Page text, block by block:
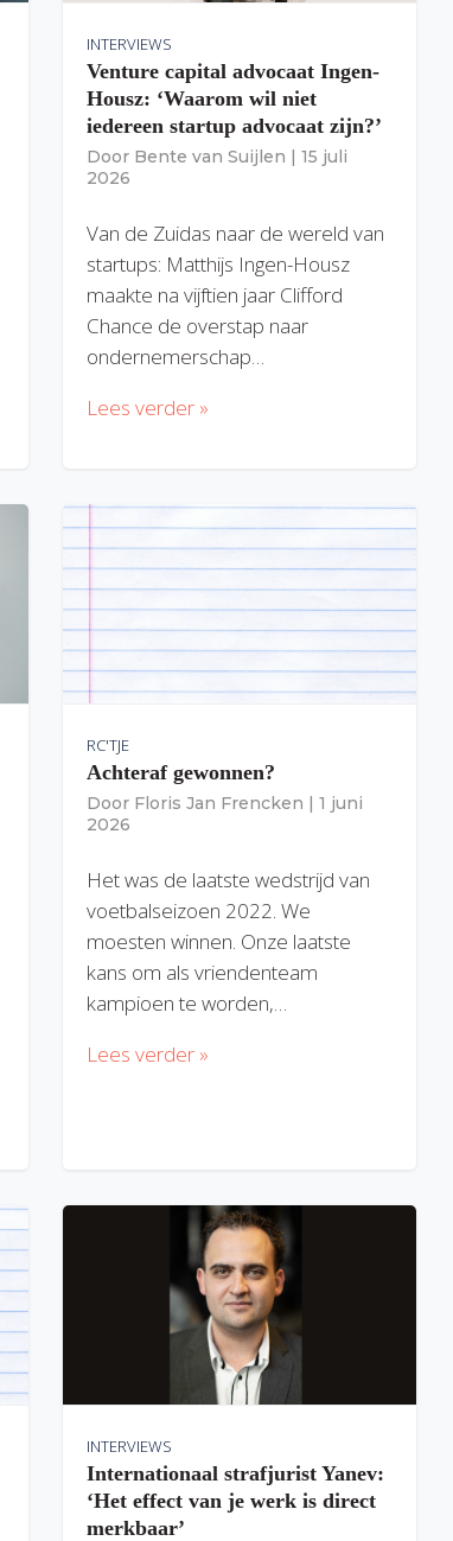
INTERVIEWS
Venture capital advocaat Ingen-
Housz: ‘Waarom wil niet
iedereen startup advocaat zijn?’
Door Bente van Suijlen | 15 juli
2026
Van de Zuidas naar de wereld van
startups: Matthijs Ingen-Housz
maakte na vijftien jaar Clifford
Chance de overstap naar
ondernemerschap…
Lees verder »
RC'TJE
Achteraf gewonnen?
Door Floris Jan Frencken | 1 juni
2026
Het was de laatste wedstrijd van
voetbalseizoen 2022. We
moesten winnen. Onze laatste
kans om als vriendenteam
kampioen te worden,…
Lees verder »
INTERVIEWS
Internationaal strafjurist Yanev:
‘Het effect van je werk is direct
merkbaar’